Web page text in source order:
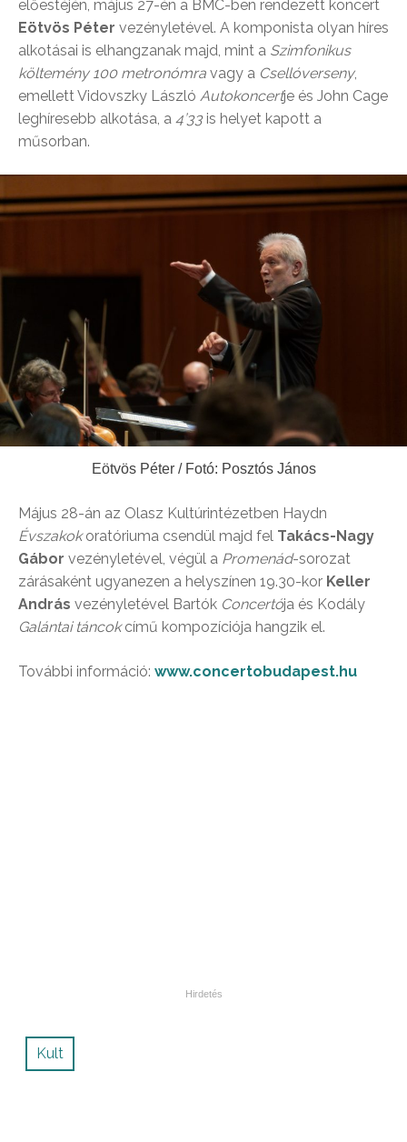
előestéjén, május 27-én a BMC-ben rendezett koncert
Eötvös Péter vezényletével. A komponista olyan híres
alkotásai is elhangzanak majd, mint a Szimfonikus
költemény 100 metronómra vagy a Csellóverseny,
emellett Vidovszky László Autokoncertje és John Cage
leghíresebb alkotása, a 4’33is helyet kapott a
műsorban.
Eötvös Péter / Fotó: Posztós János
Május 28-án az Olasz Kultúrintézetben Haydn
Évszakokoratóriuma csendül majd fel Takács-Nagy
Gábor vezényletével, végül a Promenád-sorozat
zárásaként ugyanezen a helyszínen 19.30-kor Keller
András vezényletével Bartók Concertója és Kodály
Galántai táncokcímű kompozíciója hangzik el.
További információ: www.concertobudapest.hu
Kult